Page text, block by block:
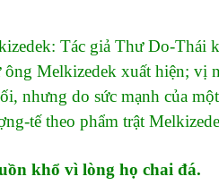
Tác giả Thư Do-Thái
Melkizedek xuất hiện; vị
nhưng do sức mạnh của
tế theo phẩm trật
khổ vì lòng họ chai đá.